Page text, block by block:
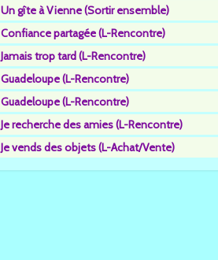
Un gîte à Vienne (Sortir ensemble)
Confiance partagée (L-Rencontre)
Jamais trop tard (L-Rencontre)
Guadeloupe (L-Rencontre)
Guadeloupe (L-Rencontre)
Je recherche des amies (L-Rencontre)
Je vends des objets (L-Achat/Vente)